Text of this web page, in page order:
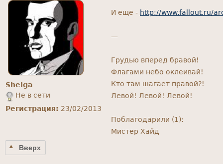
Shelga
Не в сети
Регистрация: 23/02/2013
И еще - http://www.fallout.ru/
—
Грудью вперед бравой!
Флагами небо оклеивай!
Кто там шагает правой?!
Левой! Левой! Левой!
Поблагодарили (1):
Мистер Хайд
Вверх